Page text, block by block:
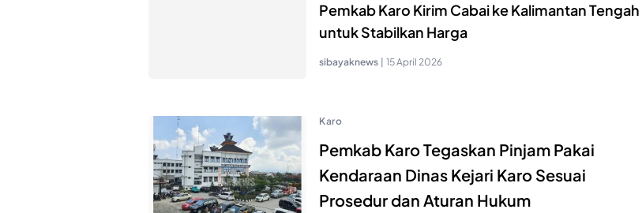
Pemkab Karo Kirim Cabai ke Kalimantan Tengah
untuk Stabilkan Harga
sibayaknews 15 April 2026
Karo
Pemkab Karo Tegaskan Pinjam Pakai
Kendaraan Dinas Kejari Karo Sesuai
Prosedur dan Aturan Hukum